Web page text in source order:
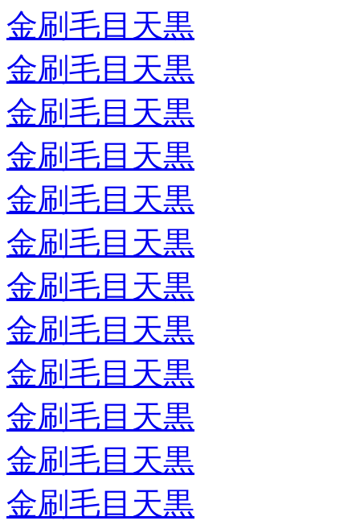
金刷毛目天黒
金刷毛目天黒
金刷毛目天黒
金刷毛目天黒
金刷毛目天黒
金刷毛目天黒
金刷毛目天黒
金刷毛目天黒
金刷毛目天黒
金刷毛目天黒
金刷毛目天黒
金刷毛目天黒